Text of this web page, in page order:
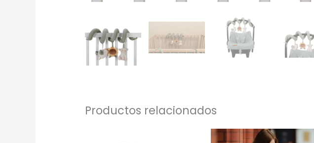
Productos relacionados